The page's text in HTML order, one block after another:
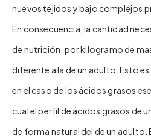
nuevos tejidos y bajo complejos
En consecuencia, la cantidad
de nutrición, por kilogramo de
diferente a la de un adulto. Esto
en el caso de los ácidos grasos
cual el perfil de ácidos grasos de
de forma natural del de un adulto.